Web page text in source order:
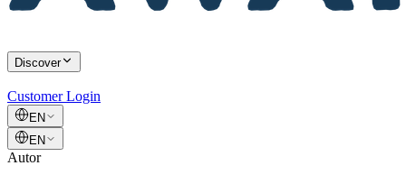
Discover
Customer Login
EN
EN
Autor